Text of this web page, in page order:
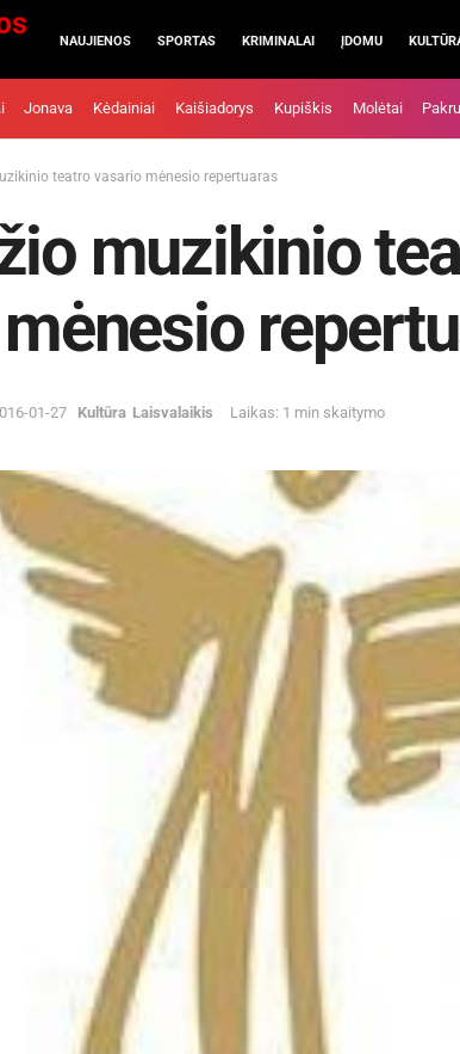
NAUJIENOS SPORTAS KRIMINALAI ĮDOMU
Jonava Kėdainiai Kaišiadorys Kupiškis Molėtai
teatro vasario mėnesio repertuaras
muzikinio
01-27 Kultūra Laisvalaikis Laikas: 1 min skaitymo